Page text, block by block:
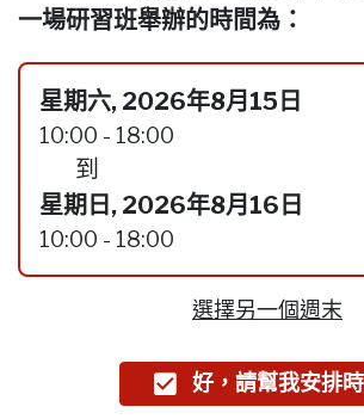
一場研習班舉辦的時間為：
星期六, 2026年8月15日
10:00 - 18:00
到
星期日, 2026年8月16日
10:00 - 18:00
選擇另一個週末
好，請幫我安排